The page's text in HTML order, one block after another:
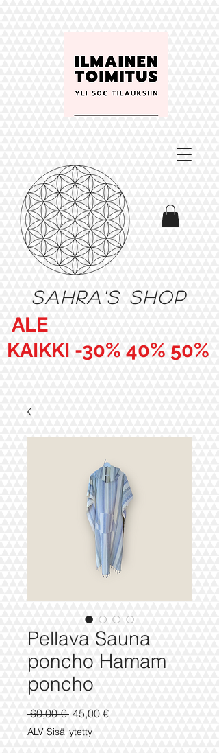
Sahra's shop
ALE
KAIKKI -30% 40% 50%
Pellava Sauna
poncho Hamam
poncho
60,00 € Normaali
hinta
45,00 €Alehinta
ALV Sisällytetty